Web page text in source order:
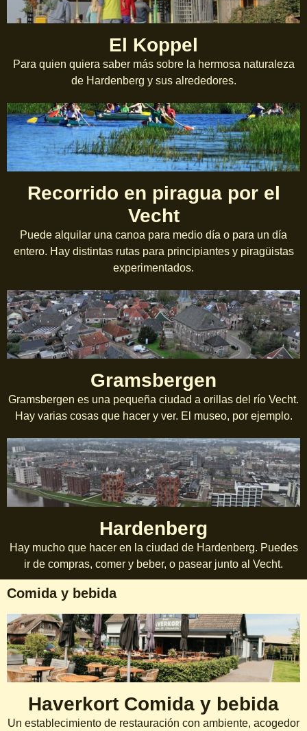
El Koppel
Para quien quiera saber más sobre la hermosa naturaleza
de Hardenberg y sus alrededores.
Recorrido en piragua por el
Vecht
Puede alquilar una canoa para medio día o para un día
entero. Hay distintas rutas para principiantes y piragüistas
experimentados.
Gramsbergen
Gramsbergen es una pequeña ciudad a orillas del río Vecht.
Hay varias cosas que hacer y ver. El museo, por ejemplo.
Hardenberg
Hay mucho que hacer en la ciudad de Hardenberg. Puedes
ir de compras, comer y beber, o pasear junto al Vecht.
Comida y bebida
Haverkort Comida y bebida
Un establecimiento de restauración con ambiente, acogedor